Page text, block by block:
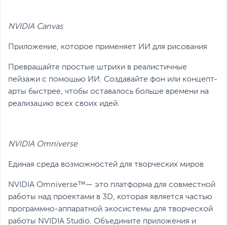
NVIDIA Canvas
Приложение, которое применяет ИИ для рисования
Превращайте простые штрихи в реалистичные
пейзажи с помощью ИИ. Создавайте фон или концепт-
арты быстрее, чтобы оставалось больше времени на
реализацию всех своих идей.
NVIDIA Omniverse
Единая среда возможностей для творческих миров
NVIDIA Omniverse™— это платформа для совместной
работы над проектами в 3D, которая является частью
программно-аппаратной экосистемы для творческой
работы NVIDIA Studio. Объедините приложения и